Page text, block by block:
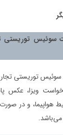
سوئیس توریستی
توریستی
ویزا، عکس
هواپیما، و در
می‌باشد.